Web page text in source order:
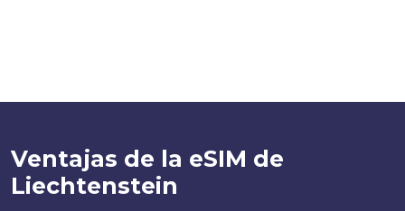
Ventajas de la eSIM de
Liechtenstein